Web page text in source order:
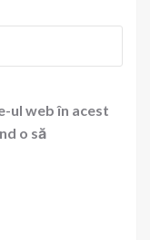
ul web în acest
o să